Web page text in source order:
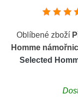
Oblíbené zboží
Homme
Selected